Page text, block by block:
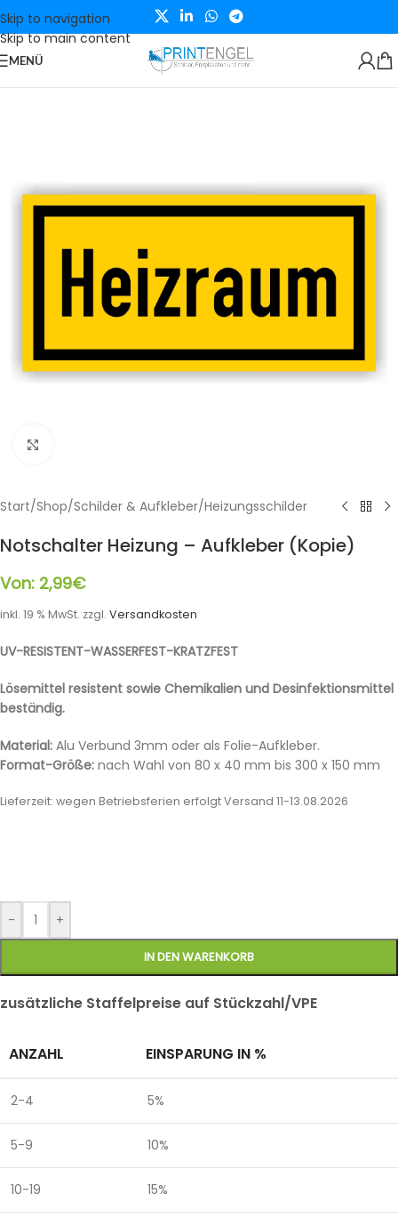
Skip to navigation
Skip to main content
MENÜ
Start/Shop/Schilder & Aufkleber/Heizungsschilder
Notschalter Heizung – Aufkleber (Kopie)
Von: 2,99€
inkl. 19 % MwSt. zzgl. Versandkosten
UV-RESISTENT-WASSERFEST-KRATZFEST
Lösemittel resistent sowie Chemikalien und Desinfektionsmittel
beständig.
Material: Alu Verbund 3mm oder als Folie-Aufkleber.
Format-Größe: nach Wahl von 80 x 40 mm bis 300 x 150 mm
Lieferzeit: wegen Betriebsferien erfolgt Versand 11-13.08.2026
- +
IN DEN WARENKORB
zusätzliche Staffelpreise auf Stückzahl/VPE
ANZAHL EINSPARUNG IN %
2-4 5%
5-9 10%
10-19 15%